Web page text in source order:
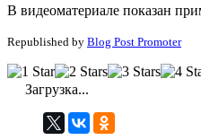
В видеоматериале показан
Republished by Blog Post Promoter
Загрузка...